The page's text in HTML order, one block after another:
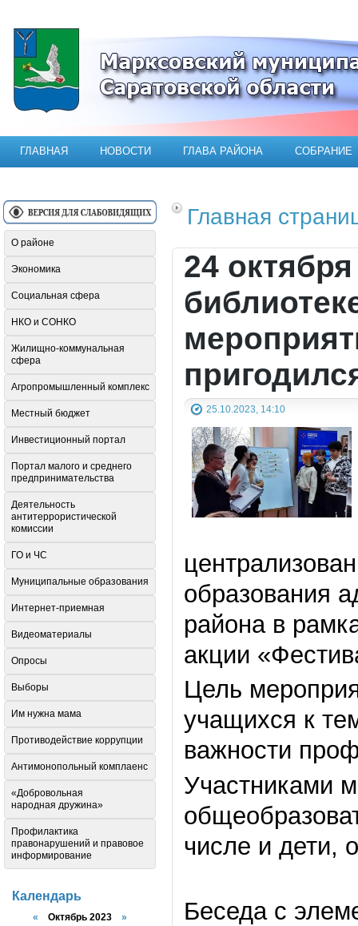
Официальный сайт Марксовского
ГЛАВНАЯ НОВОСТИ ГЛАВА РАЙОНА СОБРАНИЕ
Главная
24
25.10.2023, 14:10
образования
района в
акции
Цель
учащихся к
важности
Участниками
числе и дети,
Беседа с
О районе
Экономика
Социальная сфера
НКО и СОНКО
Жилищно-коммунальная
сфера
Агропромышленный комплекс
Местный бюджет
Инвестиционный портал
Портал малого и среднего
предпринимательства
Деятельность
антитеррористической
комиссии
ГО и ЧС
Муниципальные образования
Интернет-приемная
Видеоматериалы
Опросы
Выборы
Им нужна мама
Противодействие коррупции
Антимонопольный комплаенс
«Добровольная
народная дружина»
Профилактика
правонарушений и правовое
информирование
Календарь
« Октябрь 2023 »